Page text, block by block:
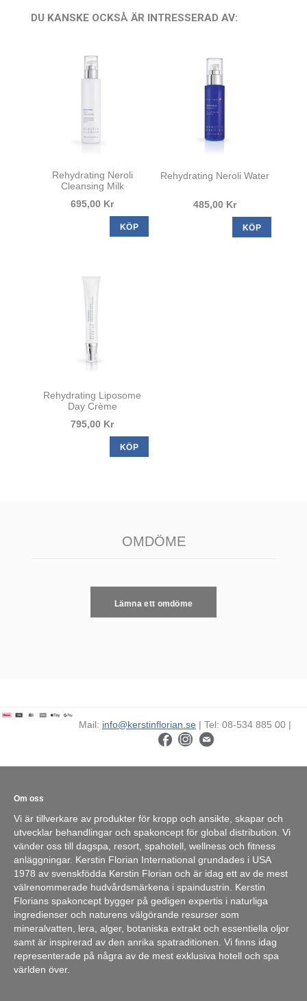
DU KANSKE OCKSÅ ÄR INTRESSERAD AV:
Rehydrating Neroli
Cleansing Milk
695,00 Kr
KÖP
Rehydrating Neroli Water
485,00 Kr
KÖP
Rehydrating Liposome
Day Crème
795,00 Kr
KÖP
OMDÖME
Lämna ett omdöme
Mail: info@kerstinflorian.se | Tel: 08-534 885 00 |
Om oss
Vi är tillverkare av produkter för kropp och ansikte, skapar och
utvecklar behandlingar och spakoncept för global distribution. Vi
vänder oss till dagspa, resort, spahotell, wellness och fitness
anläggningar. Kerstin Florian International grundades i USA
1978 av svenskfödda Kerstin Florian och är idag ett av de mest
välrenommerade hudvårdsmärkena i spaindustrin. Kerstin
Florians spakoncept bygger på gedigen expertis i naturliga
ingredienser och naturens välgörande resurser som
mineralvatten, lera, alger, botaniska extrakt och essentiella oljor
samt är inspirerad av den anrika spatraditionen. Vi finns idag
representerade på några av de mest exklusiva hotell och spa
världen över.